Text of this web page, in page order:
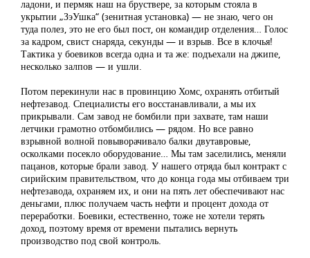
ладони, и пермяк наш на бруствере, за которым стояла в
укрытии „ЗэУшка“ (зенитная установка) — не знаю, чего он
туда полез, это не его был пост, он командир отделения… Голос
за кадром, свист снаряда, секунды — и взрыв. Все в клочья!
Тактика у боевиков всегда одна и та же: подъехали на джипе,
несколько залпов — и ушли.
Потом перекинули нас в провинцию Хомс, охранять отбитый
нефтезавод. Специалисты его восстанавливали, а мы их
прикрывали. Сам завод не бомбили при захвате, там наши
летчики грамотно отбомбились — рядом. Но все равно
взрывной волной повыворачивало балки двутавровые,
осколками посекло оборудование… Мы там заселились, меняли
пацанов, которые брали завод. У нашего отряда был контракт с
сирийским правительством, что до конца года мы отбиваем три
нефтезавода, охраняем их, и они на пять лет обеспечивают нас
деньгами, плюс получаем часть нефти и процент дохода от
переработки. Боевики, естественно, тоже не хотели терять
доход, поэтому время от времени пытались вернуть
производство под свой контроль.